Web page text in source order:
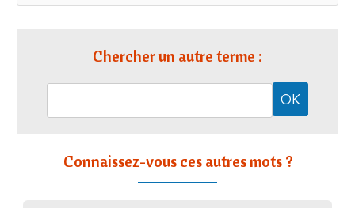
Chercher un autre terme :
Connaissez-vous ces autres mots ?